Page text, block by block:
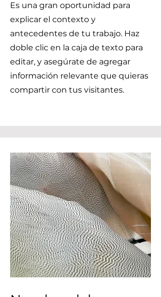
Es una gran oportunidad para
explicar el contexto y
antecedentes de tu trabajo. Haz
doble clic en la caja de texto para
editar, y asegúrate de agregar
información relevante que quieras
compartir con tus visitantes.